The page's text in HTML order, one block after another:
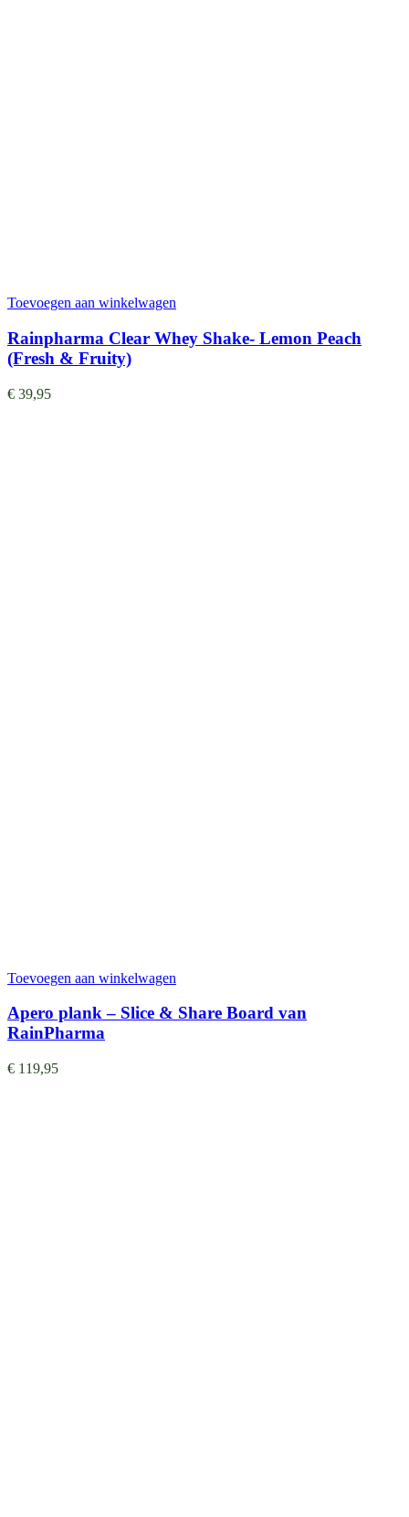
Toevoegen aan winkelwagen
Rainpharma Clear Whey Shake- Lemon Peach
(Fresh & Fruity)
€ 39,95
Toevoegen aan winkelwagen
Apero plank – Slice & Share Board van
RainPharma
€ 119,95